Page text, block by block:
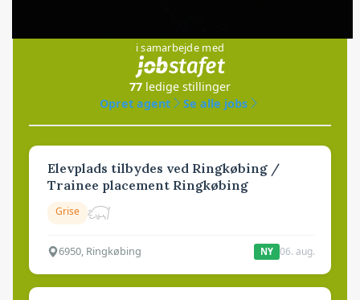
i samarbejde med
77 ledige stillinger
Opret agent
Se alle jobs
Elevplads tilbydes ved Ringkøbing /
Trainee placement Ringkøbing
Grise
6950, Ringkøbing NY 06. aug.